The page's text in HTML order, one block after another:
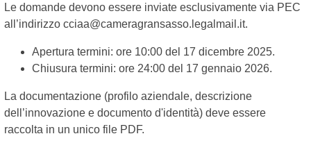
Le domande devono essere inviate esclusivamente via PEC
all’indirizzo cciaa@cameragransasso.legalmail.it.
Apertura termini: ore 10:00 del 17 dicembre 2025.
Chiusura termini: ore 24:00 del 17 gennaio 2026.
La documentazione (profilo aziendale, descrizione
dell’innovazione e documento d'identità) deve essere
raccolta in un unico file PDF.